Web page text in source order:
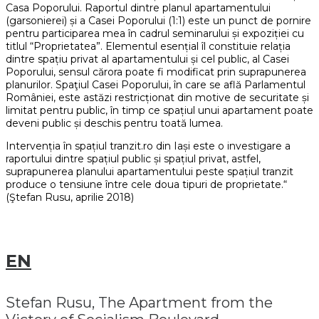
Casa Poporului. Raportul dintre planul apartamentului
(garsonierei) și a Casei Poporului (1:1) este un punct de pornire
pentru participarea mea în cadrul seminarului și expoziției cu
titlul “Proprietatea”. Elementul esențial îl constituie relația
dintre spațiu privat al apartamentului și cel public, al Casei
Poporului, sensul cărora poate fi modificat prin suprapunerea
planurilor. Spaţiul Casei Poporului, în care se află Parlamentul
României, este astăzi restricționat din motive de securitate și
limitat pentru public, în timp ce spațiul unui apartament poate
deveni public și deschis pentru toată lumea.
Intervenția în spațiul tranzit.ro din Iași este o investigare a
raportului dintre spațiul public și spațiul privat, astfel,
suprapunerea planului apartamentului peste spațiul tranzit
produce o tensiune între cele doua tipuri de proprietate.“
(Ştefan Rusu, aprilie 2018)
EN
Stefan Rusu, The Apartment from the